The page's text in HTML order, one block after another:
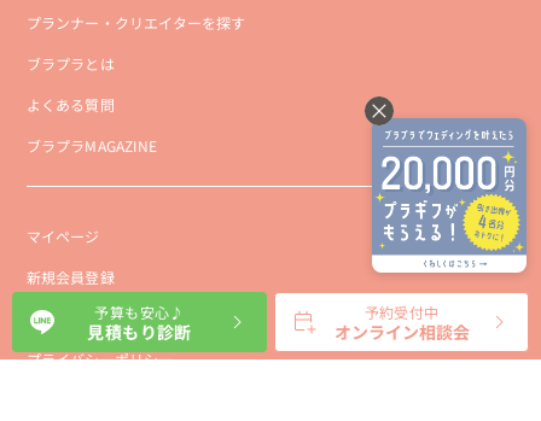
プランナー・クリエイターを探す
ブラプラとは
よくある質問
ブラプラMAGAZINE
マイページ
新規会員登録
会社概要
プライバシーポリシー
予算も安心♪
見積もり診断
予約受付中
オンライン相談会